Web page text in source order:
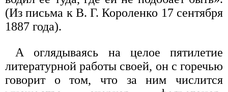
(Из письма к В. Г. Короленко 17 сентября
1887 года).
А оглядываясь на целое пятилетие
литературной работы своей, он с горечью
говорит о том, что за ним числится